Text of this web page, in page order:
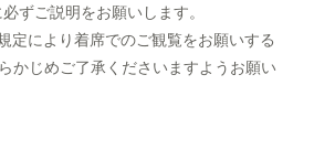
ずご説明をお願いします。
定により着席でのご観覧をお願いする
かじめご了承くださいますようお願い